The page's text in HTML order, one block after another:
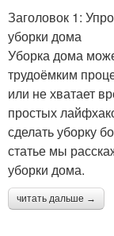
Заголовок 1:
уборки дома
Уборка дома
трудоёмким
или не хватает
простых
сделать уборку
статье мы
уборки дома.
читать дальше →